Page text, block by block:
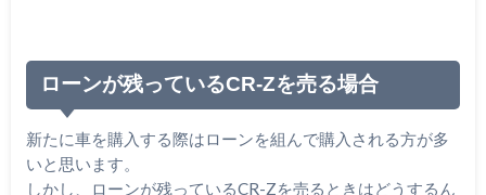
ローンが残っているCR-Zを売る場合
新たに車を購入する際はローンを組んで購入される方が多
いと思います。
しかし、ローンが残っているCR-Zを売るときはどうするん